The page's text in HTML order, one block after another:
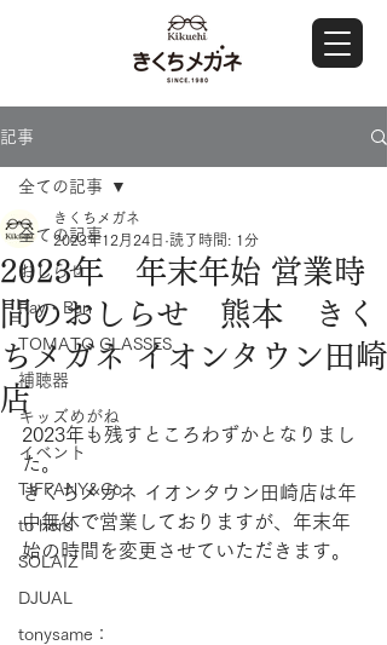
記事
全ての記事
おしらせ
Ray・Ban
TOMATO GLASSES
補聴器
キッズめがね
イベント
TIFFANY&Co.
to hers
SOLAIZ
DJUAL
tonysame：
全ての記事
2023年 年末年始 営業時
間のおしらせ 熊本 きく
ちメガネ イオンタウン田崎
店
きくちメガネ
2023年12月24日 読了時間: 1分
2023年も残すところわずかとなりまし
た。
きくちメガネ イオンタウン田崎店は年
中無休で営業しておりますが、年末年
始の時間を変更させていただきます。